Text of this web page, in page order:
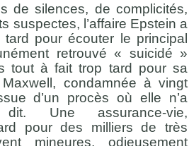
de silences, de complicités,
suspectes, l’affaire Epstein a
pour écouter le principal
retrouvé « suicidé »
tout à fait trop tard pour sa
condamnée à vingt
d’un procès où elle n’a
Une assurance-vie,
pour des milliers de très
mineures, odieusement